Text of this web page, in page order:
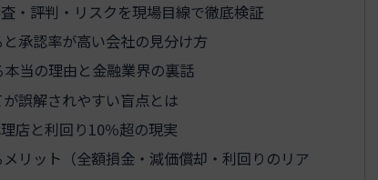
・評判・リスクを現場目線で徹底検証
承認率が高い会社の見分け方
当の理由と金融業界の裏話
誤解されやすい盲点とは
店と利回り10％超の現実
リット（全額損金・減価償却・利回りのリア